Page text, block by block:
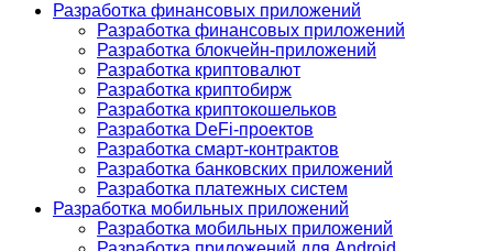
Разработка финансовых приложений
Разработка финансовых приложений
Разработка блокчейн-приложений
Разработка криптовалют
Разработка криптобирж
Разработка криптокошельков
Разработка DeFi-проектов
Разработка смарт-контрактов
Разработка банковских приложений
Разработка платежных систем
Разработка мобильных приложений
Разработка мобильных приложений